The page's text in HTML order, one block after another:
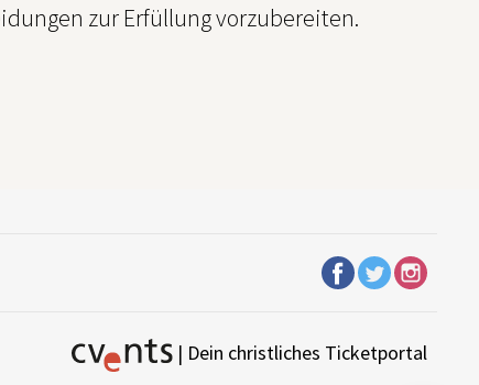
zur Erfüllung vorzubereiten.
| Dein christliches Ticketportal